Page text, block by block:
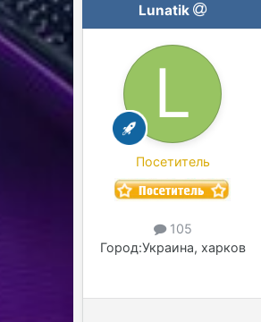
Lunatik
Посетитель
105
Город:Украина, харков